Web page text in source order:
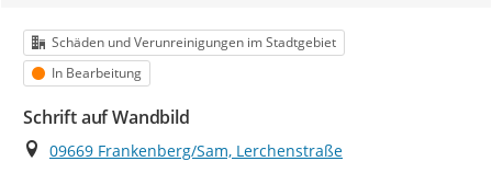
Kategorie
Schäden und Verunreinigungen im Stadtgebiet
Status
In Bearbeitung
Schrift auf Wandbild
Ort
09669 Frankenberg/Sam, Lerchenstraße